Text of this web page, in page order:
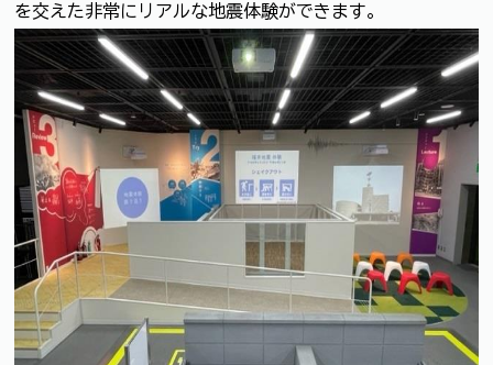
を交えた非常にリアルな地震体験ができます。